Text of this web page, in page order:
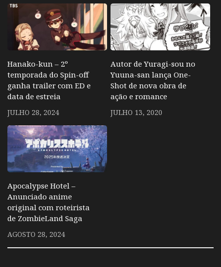
Hanako-kun – 2º
temporada do Spin-off
ganha trailer com ED e
data de estreia
JULHO 28, 2024
Autor de Yuragi-sou no
Yuuna-san lança One-
Shot de nova obra de
ação e romance
JULHO 13, 2020
Apocalypse Hotel –
Anunciado anime
original com roteirista
de ZombieLand Saga
AGOSTO 28, 2024